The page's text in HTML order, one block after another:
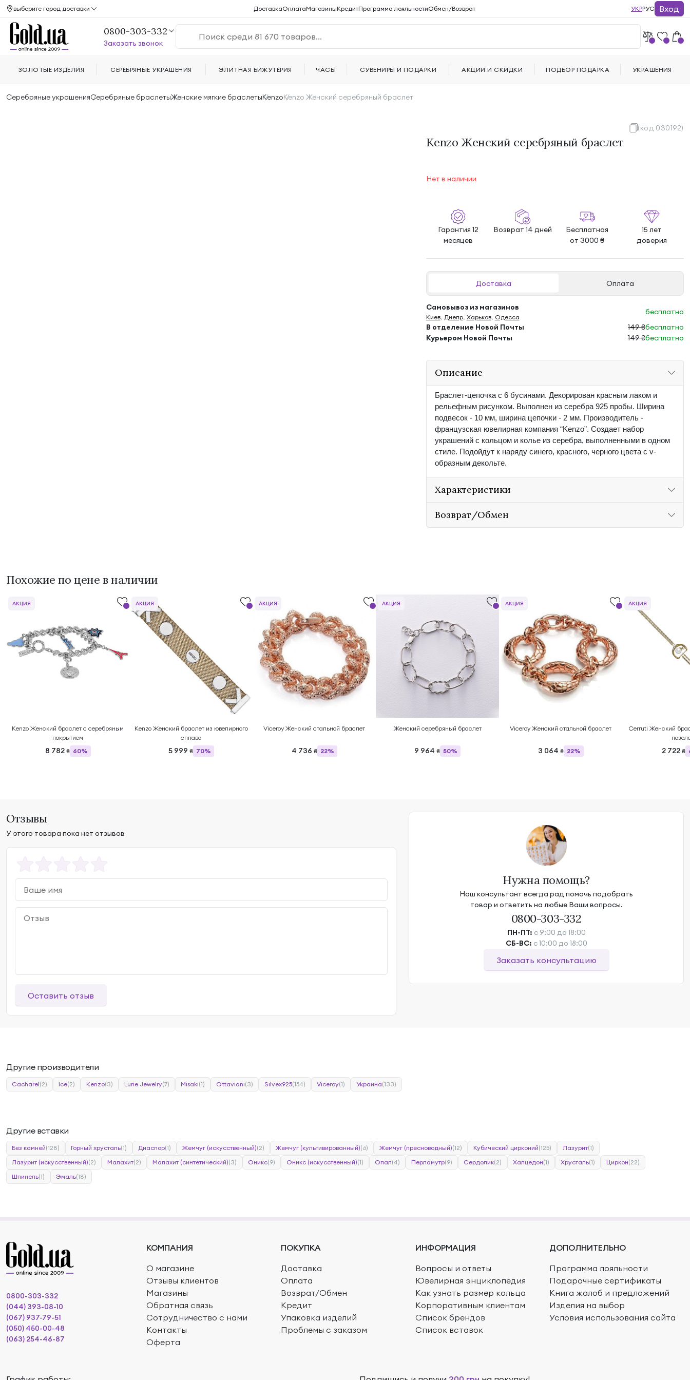
Серебряные украшенияСеребряные браслетыЖенские мягкие браслетыKenzoKenzo Женский серебряный браслет
(код 030192)
Kenzo Женский серебряный браслет
Нет в наличии
Гарантия 12
месяцев
Возврат 14 дней
Бесплатная
от 3000 ₴
15 лет
доверия
Доставка Оплата
Самовывоз из магазинов
Киев, Днепр, Харьков, Одесса
бесплатно
В отделение Новой Почты
149 ₴бесплатно
Курьером Новой Почты
149 ₴бесплатно
Описание
Браслет-цепочка с 6 бусинами. Декорирован красным лаком и
рельефным рисунком. Выполнен из серебра 925 пробы. Ширина
подвесок - 10 мм, ширина цепочки - 2 мм. Производитель -
французская ювелирная компания “Kenzo”. Создает набор
украшений с кольцом и колье из серебра, выполненными в одном
стиле. Подойдут к наряду синего, красного, черного цвета с v-
образным декольте.
Характеристики
Возврат/Обмен
Похожие по цене в наличии
Kenzo Женский браслет с серебряным
покрытием
8 782 ₴ 60%
АКЦИЯ
Kenzo Женский браслет из ювелирного
сплава
5 999 ₴ 70%
АКЦИЯ
Viceroy Женский стальной браслет
4 736 ₴ 22%
АКЦИЯ
Женский серебряный браслет
9 964 ₴ 50%
АКЦИЯ
Viceroy Женский стальной браслет
3 064 ₴ 22%
АКЦИЯ
Cerruti Женский
2 722 ₴
АКЦИЯ
Отзывы
У этого товара пока нет отзывов
Оставить отзыв
Нужна помощь?
Наш консультант всегда рад помочь подобрать
товар и ответить на любые Ваши вопросы.
0800-303-332
ПН-ПТ: с 9:00 до 18:00
СБ-ВС: с 10:00 до 18:00
Заказать консультацию
Другие производители
Cacharel(2) Ice(2) Kenzo(3) Lurie Jewelry(7) Misaki(1) Ottaviani(3) Silvex925(154) Viceroy(1) Украина(133)
Другие вставки
Без камней(128) Горный хрусталь(1) Диаспор(1) Жемчуг (искусственный)(2) Жемчуг (культивированный)(6) Жемчуг (пресноводный)(12) Кубический цирконий(125) Лазурит(1)
Лазурит (искусственный)(2) Малахит(2) Малахит (синтетический)(3) Оникс(9) Оникс (искусственный)(1) Опал(4) Перламутр(9) Сердолик(2) Халцедон(1) Хрусталь(1) Циркон(22)
Шпинель(1) Эмаль(18)
выберите город доставки ДоставкаОплатаМагазиныКредитПрограмма лояльностиОбмен/Возврат УКРРУС Вход
0800-303-332
Заказать звонок
ЗОЛОТЫЕ ИЗДЕЛИЯ СЕРЕБРЯНЫЕ УКРАШЕНИЯ ЭЛИТНАЯ БИЖУТЕРИЯ ЧАСЫ СУВЕНИРЫ И ПОДАРКИ АКЦИИ И СКИДКИ ПОДБОР ПОДАРКА УКРАШЕНИЯ
КОМПАНИЯ
О магазине
Отзывы клиентов
Магазины
Обратная связь
Сотрудничество с нами
Контакты
Оферта
ПОКУПКА
Доставка
Оплата
Возврат/Обмен
Кредит
Упаковка изделий
Проблемы с заказом
ИНФОРМАЦИЯ
Вопросы и ответы
Ювелирная энциклопедия
Как узнать размер кольца
Корпоративным клиентам
Список брендов
Список вставок
ДОПОЛНИТЕЛЬНО
Программа лояльности
Подарочные сертификаты
Книга жалоб и предложений
Изделия на выбор
Условия использования сайта
0800-303-332
(044) 393-08-10
(067) 937-79-51
(050) 450-00-48
(063) 254-46-87